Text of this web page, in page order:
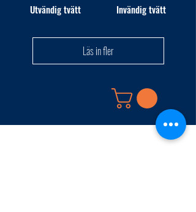
Utvändig tvätt Invändig tvätt
Läs in fler